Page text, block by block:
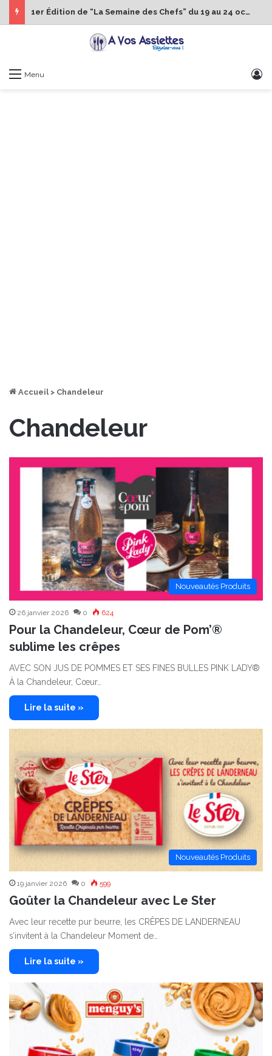
1er Édition de “La Semaine des Chefs” du 19 au 24 octobre 2026
Menu
Accueil > Chandeleur
Chandeleur
Nouveautés Produits
26 janvier 2026 0 624
Pour la Chandeleur, Cœur de Pom’®
sublime les crêpes
AVEC SON JUS DE POMMES ET SES FINES BULLES PINK LADY®
À la Chandeleur, Cœur…
Lire la suite »
Nouveautés Produits
19 janvier 2026 0 599
Goûter la Chandeleur avec Le Ster
Avec leur recette pur beurre, les CRÊPES DE LANDERNEAU
s’invitent à la Chandeleur Moment de…
Lire la suite »